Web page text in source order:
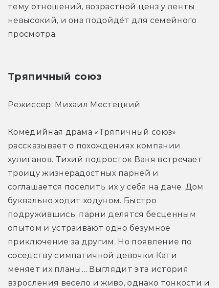
тему отношений, возрастной ценз у ленты
невысокий, и она подойдёт для семейного
просмотра.
Тряпичный союз
Режиссер: Михаил Местецкий
Комедийная драма «Тряпичный союз»
рассказывает о похождениях компании
хулиганов. Тихий подросток Ваня встречает
троицу жизнерадостных парней и
соглашается поселить их у себя на даче. Дом
буквально ходит ходуном. Быстро
подружившись, парни делятся бесценным
опытом и устраивают одно безумное
приключение за другим. Но появление по
соседству симпатичной девочки Кати
меняет их планы… Выглядит эта история
взросления весело и живо, однако тонкости и